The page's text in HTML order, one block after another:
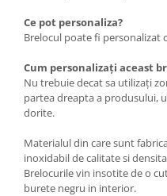
Ce pot personaliza?
Brelocul poate fi personalizat
Cum personalizați aceast
Nu trebuie decat sa utilizați
partea dreapta a produsului,
dorite.
Materialul din care sunt
inoxidabil de calitate si
Brelocurile vin insotite de o
burete negru in interior.